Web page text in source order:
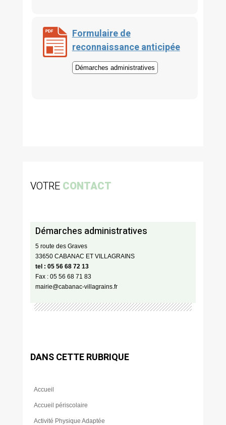
Formulaire de
reconnaissance anticipée
Démarches administratives
VOTRE CONTACT
Démarches administratives
5 route des Graves
33650 CABANAC ET VILLAGRAINS
tel : 05 56 68 72 13
Fax : 05 56 68 71 83
mairie@cabanac-villagrains.fr
DANS CETTE RUBRIQUE
Accueil
Accueil périscolaire
Activité Physique Adaptée